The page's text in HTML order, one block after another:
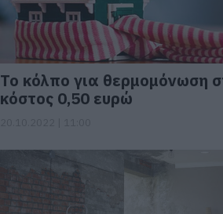
Το κόλπο για θερμομόνωση
κόστος 0,50 ευρώ